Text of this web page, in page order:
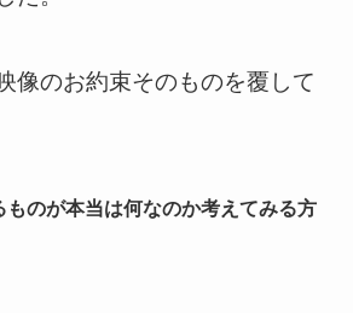
像のお約束そのものを覆して
ものが本当は何なのか考えてみる方